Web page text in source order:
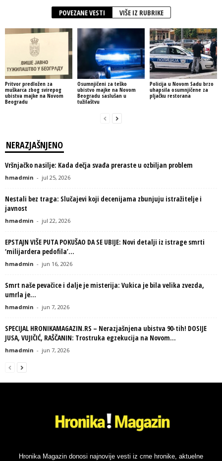
POVEZANE VESTI VIŠE IZ RUBRIKE
Pritvor predložen za
muškarca zbog svirepog
ubistva majke na Novom
Beogradu
Osumnjičeni za teško
ubistvo majke na Novom
Beogradu saslušan u
tužilaštvu
Policija u Novom Sadu brzo
uhapsila osumnjičene za
pljačku restorana
NERAZJAŠNJENO
Vršnjačko nasilje: Kada dečja svađa preraste u ozbiljan problem
hmadmin - jul 25, 2026
Nestali bez traga: Slučajevi koji decenijama zbunjuju istražitelje i
javnost
hmadmin - jul 22, 2026
EPSTAJN VIŠE PUTA POKUŠAO DA SE UBIJE: Novi detalji iz istrage smrti
‘milijardera pedofila’...
hmadmin - jun 16, 2026
Smrt naše pevačice i dalje je misterija: Vukica je bila velika zvezda,
umrla je...
hmadmin - jun 7, 2026
SPECIJAL HRONIKAMAGAZIN.RS – Nerazjašnjena ubistva 90-tih! DOSIJE
JUSA, VUJIČIĆ, RAŠČANIN: Trostruka egzekucija na Novom...
hmadmin - jun 7, 2026
Hronika Magazin donosi najnovije vesti iz crne hronike, aktuelne